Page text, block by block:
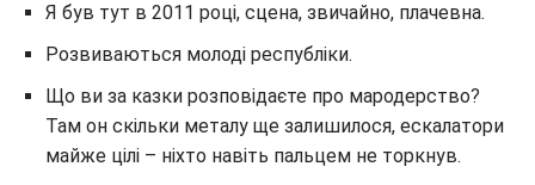
Я був тут в 2011 році, сцена, звичайно, плачевна.
Розвиваються молоді республіки.
Що ви за казки розповідаєте про мародерство?
Там он скільки металу ще залишилося, ескалатори
майже цілі – ніхто навіть пальцем не торкнув.